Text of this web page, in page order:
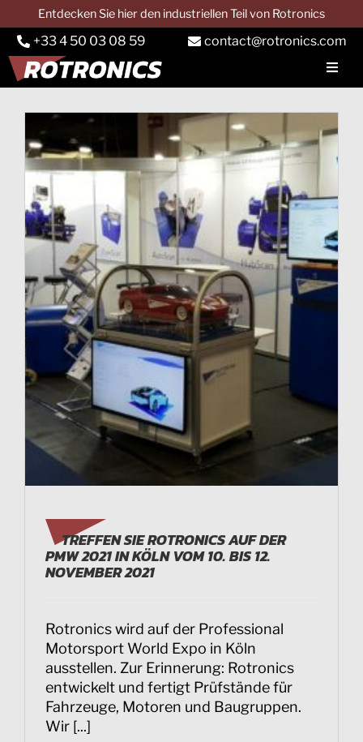
to
content
Entdecken Sie hier den industriellen Teil von Rotronics
+33 4 50 03 08 59 contact@rotronics.com
LEISTUNGSPRÜFSTAND
Lkw-Prüfstände
Traktorprüfstand
Dienstleistungen
Anwendungen
Kontakt
TREFFEN SIE ROTRONICS AUF DER
PMW 2021 IN KÖLN VOM 10. BIS 12.
NOVEMBER 2021
Rotronics wird auf der Professional
Motorsport World Expo in Köln
ausstellen. Zur Erinnerung: Rotronics
entwickelt und fertigt Prüfstände für
Fahrzeuge, Motoren und Baugruppen.
Wir [...]